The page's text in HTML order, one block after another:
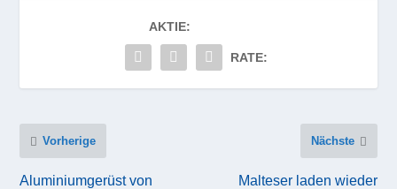
AKTIE:
RATE:
Vorherige
Aluminiumgerüst von
Nächste
Malteser laden wieder